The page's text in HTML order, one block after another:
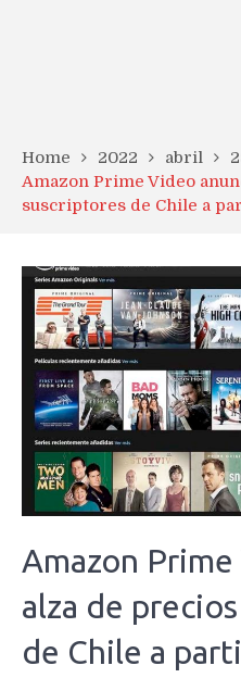
Home 2022 abril
Amazon Prime Video
suscriptores de Chile a
Amazon
alza de
de Chile a